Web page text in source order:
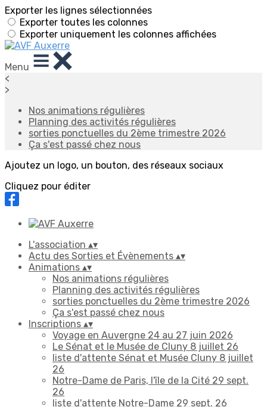
Exporter les lignes sélectionnées
Exporter toutes les colonnes
Exporter uniquement les colonnes affichées
Menu
<
>
Nos animations régulières
Planning des activités régulières
sorties ponctuelles du 2ème trimestre 2026
Ça s'est passé chez nous
Ajoutez un logo, un bouton, des réseaux sociaux
Cliquez pour éditer
L'association ▴▾
Actu des Sorties et Évènements ▴▾
Animations ▴▾
Nos animations régulières
Planning des activités régulières
sorties ponctuelles du 2ème trimestre 2026
Ça s'est passé chez nous
Inscriptions ▴▾
Voyage en Auvergne 24 au 27 juin 2026
Le Sénat et le Musée de Cluny 8 juillet 26
liste d'attente Sénat et Musée Cluny 8 juillet
26
Notre-Dame de Paris, l'île de la Cité 29 sept.
26
liste d'attente Notre-Dame 29 sept. 26